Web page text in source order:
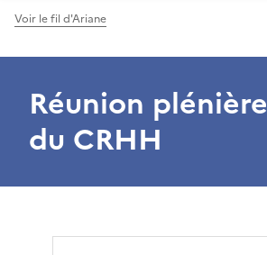
Voir le fil d'Ariane
Réunion plénière
du CRHH